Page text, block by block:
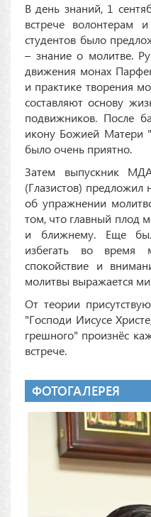
В день знаний, 1
встрече волонтерам
студентов было
– знание о молитве.
движения монах
и практике творения
составляют основу
подвижников. После
икону Божией Матери
было очень приятно.
Затем выпускник
(Глазистов) предложил
об упражнении
том, что главный плод
и ближнему. Еще
избегать во время
спокойствие и
молитвы выражается
От теории
"Господи Иисусе
грешного" произнёс
встрече.
ФОТОГАЛЕРЕЯ